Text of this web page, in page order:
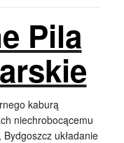
Pila
kaburą
niechrobocącemu
układanie